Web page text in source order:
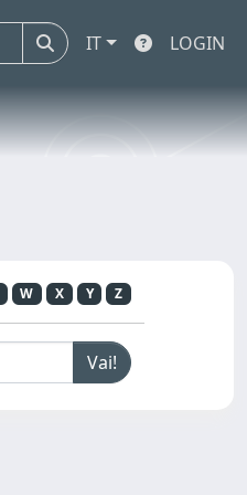
IT LOGIN
W X Y Z